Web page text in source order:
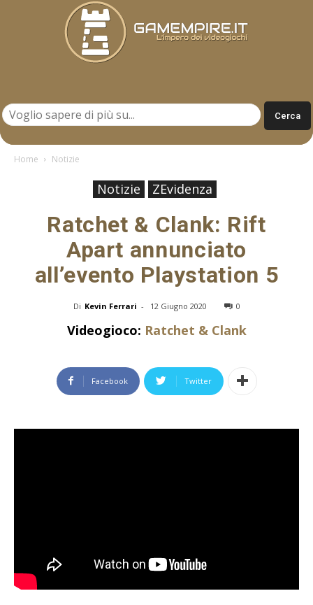
Home Notizie
Notizie ZEvidenza
Ratchet & Clank: Rift
Apart annunciato
all’evento Playstation 5
Di Kevin Ferrari - 12 Giugno 2020 0
Videogioco: Ratchet & Clank
Facebook Twitter